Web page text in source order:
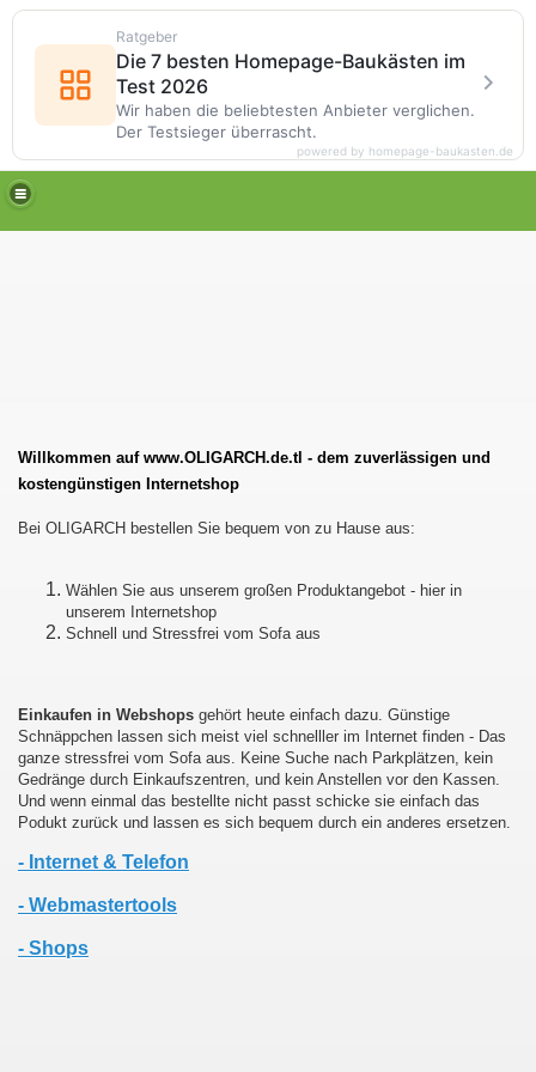
Willkommen auf www.OLIGARCH.de.tl - dem zuverlässigen und
kostengünstigen Internetshop
Bei OLIGARCH bestellen Sie bequem von zu Hause aus:
Wählen Sie aus unserem großen Produktangebot - hier in
unserem Internetshop
Schnell und Stressfrei vom Sofa aus
Einkaufen in Webshops gehört heute einfach dazu. Günstige
Schnäppchen lassen sich meist viel schnelller im Internet finden - Das
ganze stressfrei vom Sofa aus. Keine Suche nach Parkplätzen, kein
Gedränge durch Einkaufszentren, und kein Anstellen vor den Kassen.
Und wenn einmal das bestellte nicht passt schicke sie einfach das
Podukt zurück und lassen es sich bequem durch ein anderes ersetzen.
- Internet & Telefon
- Webmastertools
- Shops
Ratgeber
Die 7 besten Homepage-Baukästen im
Test 2026
Wir haben die beliebtesten Anbieter verglichen.
Der Testsieger überrascht.
powered by homepage-baukasten.de